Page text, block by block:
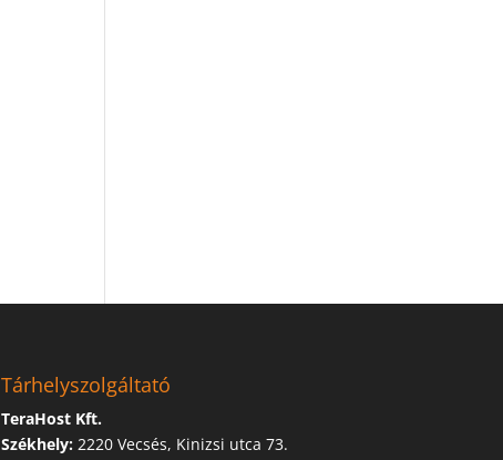
Tárhelyszolgáltató
TeraHost Kft.
Székhely: 2220 Vecsés, Kinizsi utca 73.